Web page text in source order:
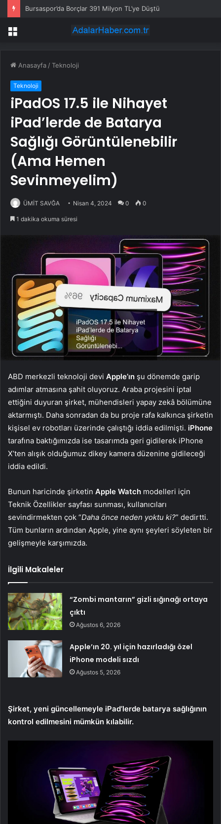
Bursaspor’da Borçlar 391 Milyon TL’ye Düştü
Menü
Anasayfa /Teknoloji
Teknoloji
iPadOS 17.5 ile Nihayet
iPad’lerde de Batarya
Sağlığı Görüntülenebilir
(Ama Hemen
Sevinmeyelim)
ÜMİT SAVĞA Nisan 4, 2024 0 0
1 dakika okuma süresi
ABD merkezli teknoloji devi Apple’ın şu dönemde garip
adımlar atmasına şahit oluyoruz. Araba projesini iptal
ettiğini duyuran şirket, mühendisleri yapay zekâ bölümüne
aktarmıştı. Daha sonradan da bu proje rafa kalkınca şirketin
kişisel ev robotları üzerinde çalıştığı iddia edilmişti. iPhone
tarafına baktığımızda ise tasarımda geri gidilerek iPhone
X’ten alışık olduğumuz dikey kamera düzenine gidileceği
iddia edildi.
Bunun haricinde şirketin Apple Watch modelleri için
Teknik Özellikler sayfası sunması, kullanıcıları
sevindirmekten çok “Daha önce neden yoktu ki?” dedirtti.
Tüm bunların ardından Apple, yine aynı şeyleri söyleten bir
gelişmeyle karşımızda.
İlgili Makaleler
“Zombi mantarın” gizli sığınağı ortaya
çıktı
Ağustos 6, 2026
Apple’ın 20. yıl için hazırladığı özel
iPhone modeli sızdı
Ağustos 5, 2026
Şirket, yeni güncellemeyle iPad’lerde batarya sağlığının
kontrol edilmesini mümkün kılabilir.